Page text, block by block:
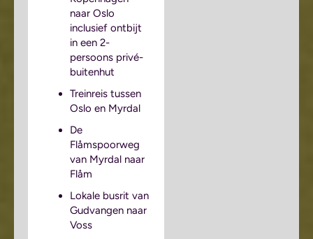
naar Oslo
inclusief ontbijt
in een 2-
persoons privé-
buitenhut
Treinreis tussen
Oslo en Myrdal
De
Flåmspoorweg
van Myrdal naar
Flåm
Lokale busrit van
Gudvangen naar
Voss